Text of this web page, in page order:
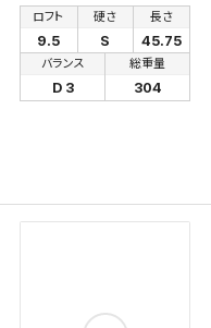
ロフト
9.5
硬さ
S
長さ
45.75
バランス
D 3
総重量
304